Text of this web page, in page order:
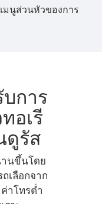
เมนูส่วนหัวของการ
การ
อเรี
ดูรัส
านขึ้นโดย
เลือกจาก
าโทรต่ำ